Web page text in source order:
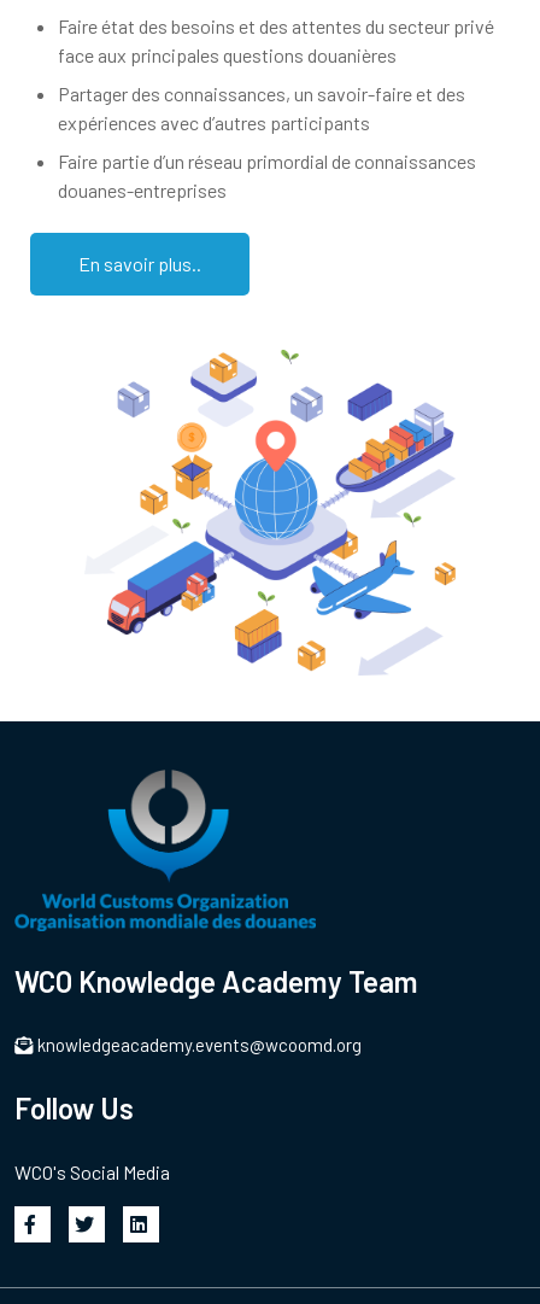
Faire état des besoins et des attentes du secteur privé
face aux principales questions douanières
Partager des connaissances, un savoir-faire et des
expériences avec d’autres participants
Faire partie d’un réseau primordial de connaissances
douanes-entreprises
En savoir plus..
WCO Knowledge Academy Team
knowledgeacademy.events@wcoomd.org
Follow Us
WCO's Social Media